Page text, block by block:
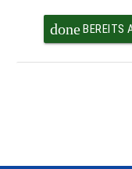
doneBEREITS